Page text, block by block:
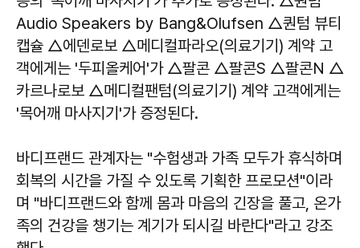
Audio Speakers by Bang&Olufsen △퀀텀 뷰티
캡슐 △에덴로보 △메디컬파라오(의료기기) 계약 고
객에게는 '두피올케어'가 △팔콘 △팔콘S △팔콘N △
카르나로보 △메디컬팬텀(의료기기) 계약 고객에게는
'목어깨 마사지기'가 증정된다.
바디프랜드 관계자는 "수험생과 가족 모두가 휴식하며
회복의 시간을 가질 수 있도록 기획한 프로모션"이라
며 "바디프랜드와 함께 몸과 마음의 긴장을 풀고, 온가
족의 건강을 챙기는 계기가 되시길 바란다"라고 강조